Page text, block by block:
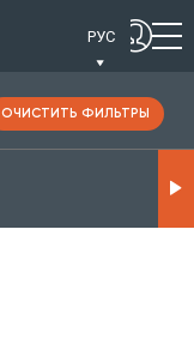
РУС
ОЧИСТИТЬ ФИЛЬТРЫ